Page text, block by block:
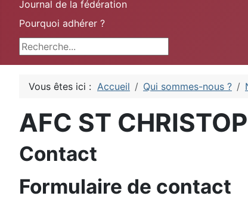
Journal de la fédération
Pourquoi adhérer ?
Rechercher
Vous êtes ici : Accueil Qui sommes-nous ?
AFC ST
Contact
Formulaire de contact